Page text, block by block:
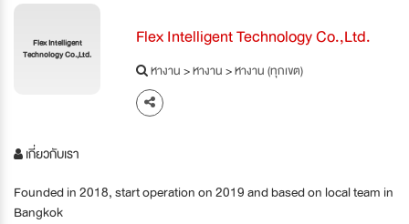
Flex Intelligent
Technology Co.,Ltd.
Flex Intelligent Technology Co.,Ltd.
หางาน>หางาน>หางาน (ทุกเขต)
เกี่ยวกับเรา
Founded in 2018, start operation on 2019 and based on local team in
Bangkok